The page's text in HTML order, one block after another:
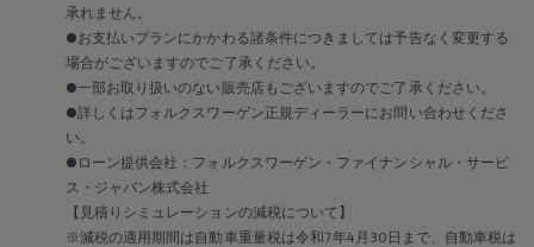
2016
2015
リコール関連情報
セーフティ マイスター
承れません。
●お支払いプランにかかわる諸条件につきましては予告なく変更する
場合がございますのでご了承ください。
●一部お取り扱いのない販売店もございますのでご了承ください。
●詳しくはフォルクスワーゲン正規ディーラーにお問い合わせくださ
い。
●ローン提供会社：フォルクスワーゲン・ファイナンシャル・サービ
ス・ジャパン株式会社
【見積りシミュレーションの減税について】
※減税の適用期間は自動車重量税は令和7年4月30日まで、自動車税は